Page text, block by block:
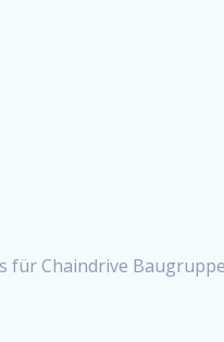
für Chaindrive